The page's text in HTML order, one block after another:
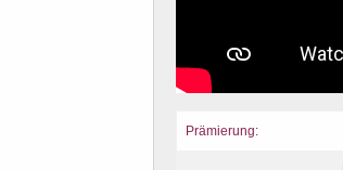
Prämierung: